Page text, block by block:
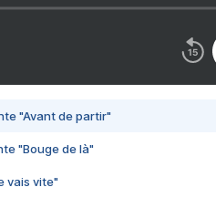
"Avant de partir"
"Bouge de là"
vais vite"